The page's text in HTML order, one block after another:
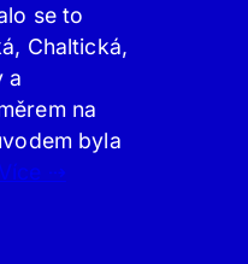
se to
Chaltická,
a
na
byla
Více ⇢